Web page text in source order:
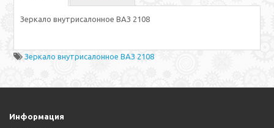
Зеркало внутрисалонное ВАЗ 2108
Зеркало внутрисалонное ВАЗ 2108
Информация